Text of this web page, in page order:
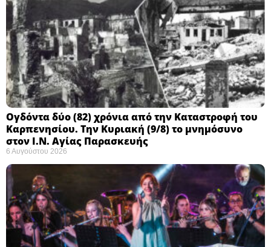
Ογδόντα δύο (82) χρόνια από την Καταστροφή του
Καρπενησίου. Την Κυριακή (9/8) το μνημόσυνο
στον Ι.Ν. Αγίας Παρασκευής
6 Αυγούστου 2026